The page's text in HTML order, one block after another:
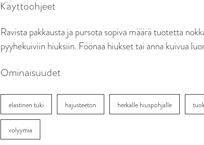
Käyttöohjeet
Ravista pakkausta ja pursota sopiva määrä tuotetta
pyyhekuiviin hiuksiin. Föönaa hiukset tai anna kuivua
Ominaisuudet
elastinen tuki hajusteeton herkälle hiuspohjalle
volyymia